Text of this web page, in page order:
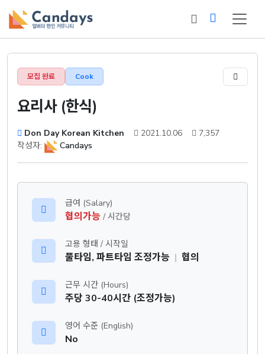
모집 완료 Cook
요리사 (한식)
Don Day Korean Kitchen 2021.10.06
7,357
작성자:
Candays
급여 (Salary)
협의가능 / 시간당
고용 형태 / 시작일
풀타임, 파트타임 조정가능 | 협의
근무 시간 (Hours)
주당 30-40시간 (조정가능)
영어 수준 (English)
No